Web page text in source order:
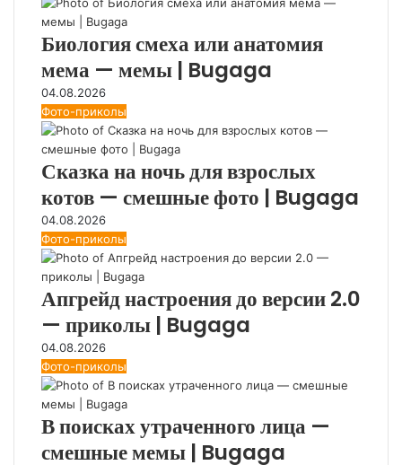
Биология смеха или анатомия
мема — мемы | Bugaga
04.08.2026
Фото-приколы
Сказка на ночь для взрослых
котов — смешные фото | Bugaga
04.08.2026
Фото-приколы
Апгрейд настроения до версии 2.0
— приколы | Bugaga
04.08.2026
Фото-приколы
В поисках утраченного лица —
смешные мемы | Bugaga